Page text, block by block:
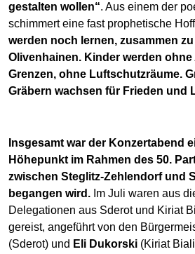
gestalten wollen“. Aus einem der
schimmert eine fast prophetische
werden noch lernen, zusammen
Olivenhainen. Kinder werden
Grenzen, ohne Luftschutzräume.
Gräbern wachsen für Frieden und
Insgesamt war der Konzertabend
Höhepunkt im Rahmen des 50.
zwischen Steglitz-Zehlendorf und
begangen wird. Im Juli waren aus
Delegationen aus Sderot und Kiriat
gereist, angeführt von den
(Sderot) und Eli Dukorski (Kiriat